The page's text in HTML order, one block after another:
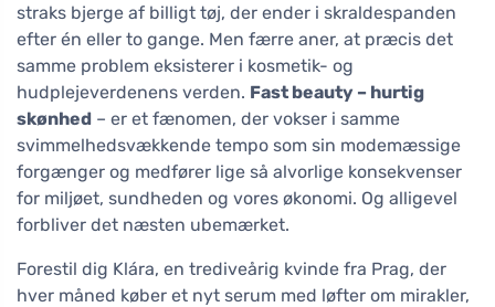
straks bjerge af billigt tøj, der ender i skraldespanden
efter én eller to gange. Men færre aner, at præcis det
samme problem eksisterer i kosmetik- og
hudplejeverdenens verden. Fast beauty – hurtig
skønhed – er et fænomen, der vokser i samme
svimmelhedsvækkende tempo som sin modemæssige
forgænger og medfører lige så alvorlige konsekvenser
for miljøet, sundheden og vores økonomi. Og alligevel
forbliver det næsten ubemærket.
Forestil dig Klára, en trediveårig kvinde fra Prag, der
hver måned køber et nyt serum med løfter om mirakler,